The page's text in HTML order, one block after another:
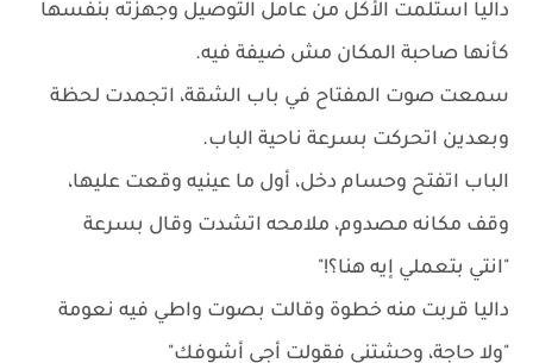
داليا استلمت الأكل من عامل التوصيل وجهزته بنفسها
كأنها صاحبة المكان مش ضيفة فيه.
سمعت صوت المفتاح في باب الشقة، اتجمدت لحظة
وبعدين اتحركت بسرعة ناحية الباب.
الباب اتفتح وحسام دخل، أول ما عينيه وقعت عليها،
وقف مكانه مصدوم، ملامحه اتشدت وقال بسرعة
"انتي بتعملي إيه هنا؟!"
داليا قربت منه خطوة وقالت بصوت واطي فيه نعومة
"ولا حاجة، وحشتني فقولت أجي أشوفك"